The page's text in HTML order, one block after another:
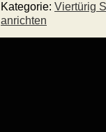
Kategorie: Viertürig
anrichten